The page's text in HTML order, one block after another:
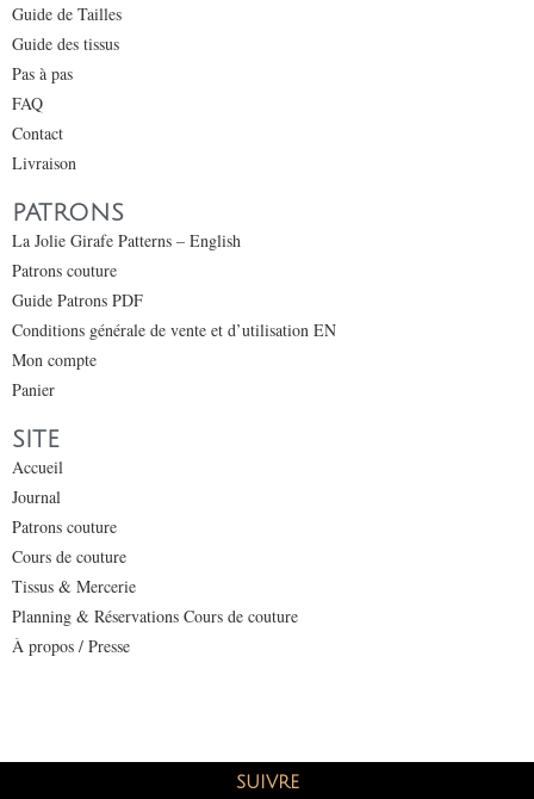
Guide de Tailles
Guide des tissus
Pas à pas
FAQ
Contact
Livraison
PATRONS
La Jolie Girafe Patterns – English
Patrons couture
Guide Patrons PDF
Conditions générale de vente et d’utilisation EN
Mon compte
Panier
SITE
Accueil
Journal
Patrons couture
Cours de couture
Tissus & Mercerie
Planning & Réservations Cours de couture
À propos / Presse
SUIVRE